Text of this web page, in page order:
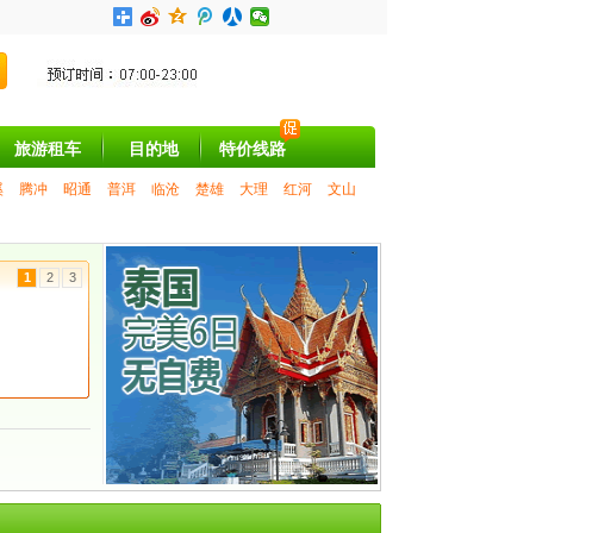
旅游租车 目的地 特价线路
腾冲 昭通 普洱 临沧 楚雄 大理 红河 文山
1 2 3